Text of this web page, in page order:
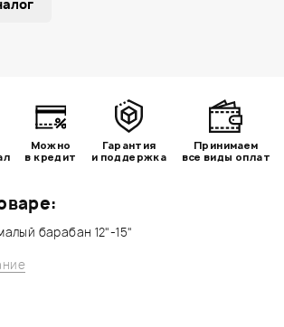
барабан 12"-15"
Можно
в кредит
Гарантия
и поддержка
Принимаем
все виды оплат